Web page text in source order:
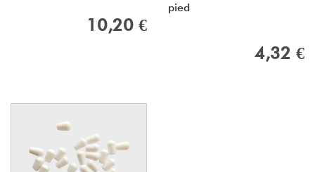
10,20 €
pied
4,32 €